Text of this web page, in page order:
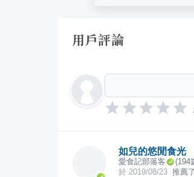
用戶評論
如兒的悠閒食光
愛食記部落客 (194
於 2019/08/23 推薦